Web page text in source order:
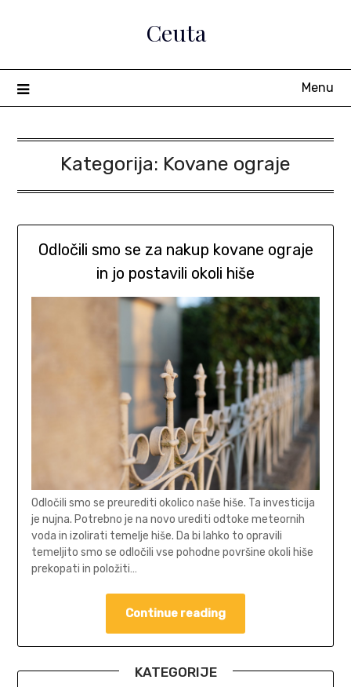
Ceuta
Menu
Kategorija: Kovane ograje
Odločili smo se za nakup kovane ograje
in jo postavili okoli hiše
Odločili smo se preurediti okolico naše hiše. Ta investicija
je nujna. Potrebno je na novo urediti odtoke meteornih
voda in izolirati temelje hiše. Da bi lahko to opravili
temeljito smo se odločili vse pohodne površine okoli hiše
prekopati in položiti…
Continue reading
KATEGORIJE